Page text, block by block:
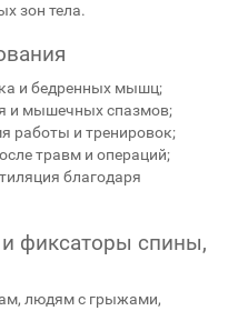
зон тела.
и бедренных мышц;
и мышечных спазмов;
работы и тренировок;
травм и операций;
благодаря
фиксаторы спины,
людям с грыжами,